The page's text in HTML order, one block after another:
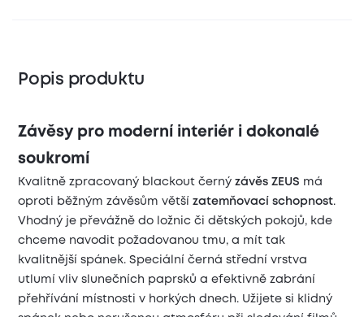
Popis produktu
Závěsy pro moderní interiér i dokonalé
soukromí
Kvalitně zpracovaný blackout černýzávěs ZEUS má
oproti běžným závěsům většízatemňovací schopnost.
Vhodný je převážně do ložnic či dětských pokojů, kde
chceme navodit požadovanou tmu, a mít tak
kvalitnější spánek. Speciální černá střední vrstva
utlumí vliv slunečních paprsků a efektivně zabrání
přehřívání místnosti v horkých dnech. Užijete si klidný